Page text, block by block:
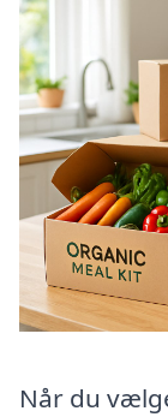
Når du